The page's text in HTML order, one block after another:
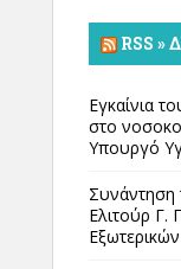
RSS
Εγκαίνια
στο
Υπουργό
Συνάντηση
Ελιτούρ Γ.